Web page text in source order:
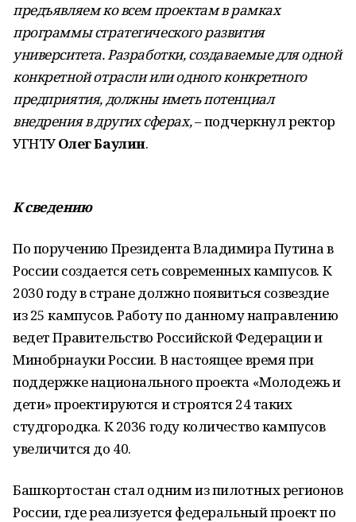
предъявляем ко всем проектам в рамках
программы стратегического развития
университета. Разработки, создаваемые для одной
конкретной отрасли или одного конкретного
предприятия, должны иметь потенциал
внедрения в других сферах,– подчеркнул ректор
УГНТУОлег Баулин.
К сведению
По поручению Президента Владимира Путина в
России создается сеть современных кампусов. К
2030 году в стране должно появиться созвездие
из 25 кампусов. Работу по данному направлению
ведет Правительство Российской Федерации и
Минобрнауки России. В настоящее время при
поддержке национального проекта «Молодежь и
дети» проектируются и строятся 24 таких
студгородка. К 2036 году количество кампусов
увеличится до 40.
Башкортостан стал одним из пилотных регионов
России, где реализуется федеральный проект по